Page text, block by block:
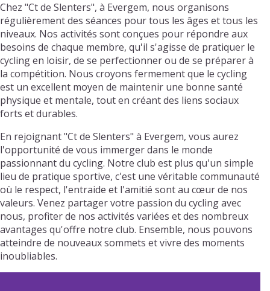
Chez "Ct de Slenters", à Evergem, nous organisons
régulièrement des séances pour tous les âges et tous les
niveaux. Nos activités sont conçues pour répondre aux
besoins de chaque membre, qu'il s'agisse de pratiquer le
cycling en loisir, de se perfectionner ou de se préparer à
la compétition. Nous croyons fermement que le cycling
est un excellent moyen de maintenir une bonne santé
physique et mentale, tout en créant des liens sociaux
forts et durables.
En rejoignant "Ct de Slenters" à Evergem, vous aurez
l'opportunité de vous immerger dans le monde
passionnant du cycling. Notre club est plus qu'un simple
lieu de pratique sportive, c'est une véritable communauté
où le respect, l'entraide et l'amitié sont au cœur de nos
valeurs. Venez partager votre passion du cycling avec
nous, profiter de nos activités variées et des nombreux
avantages qu'offre notre club. Ensemble, nous pouvons
atteindre de nouveaux sommets et vivre des moments
inoubliables.